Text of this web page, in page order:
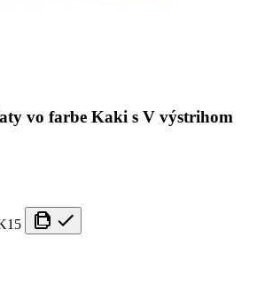
vo farbe Kaki s V výstrihom